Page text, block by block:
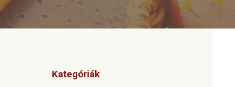
Kategóriák